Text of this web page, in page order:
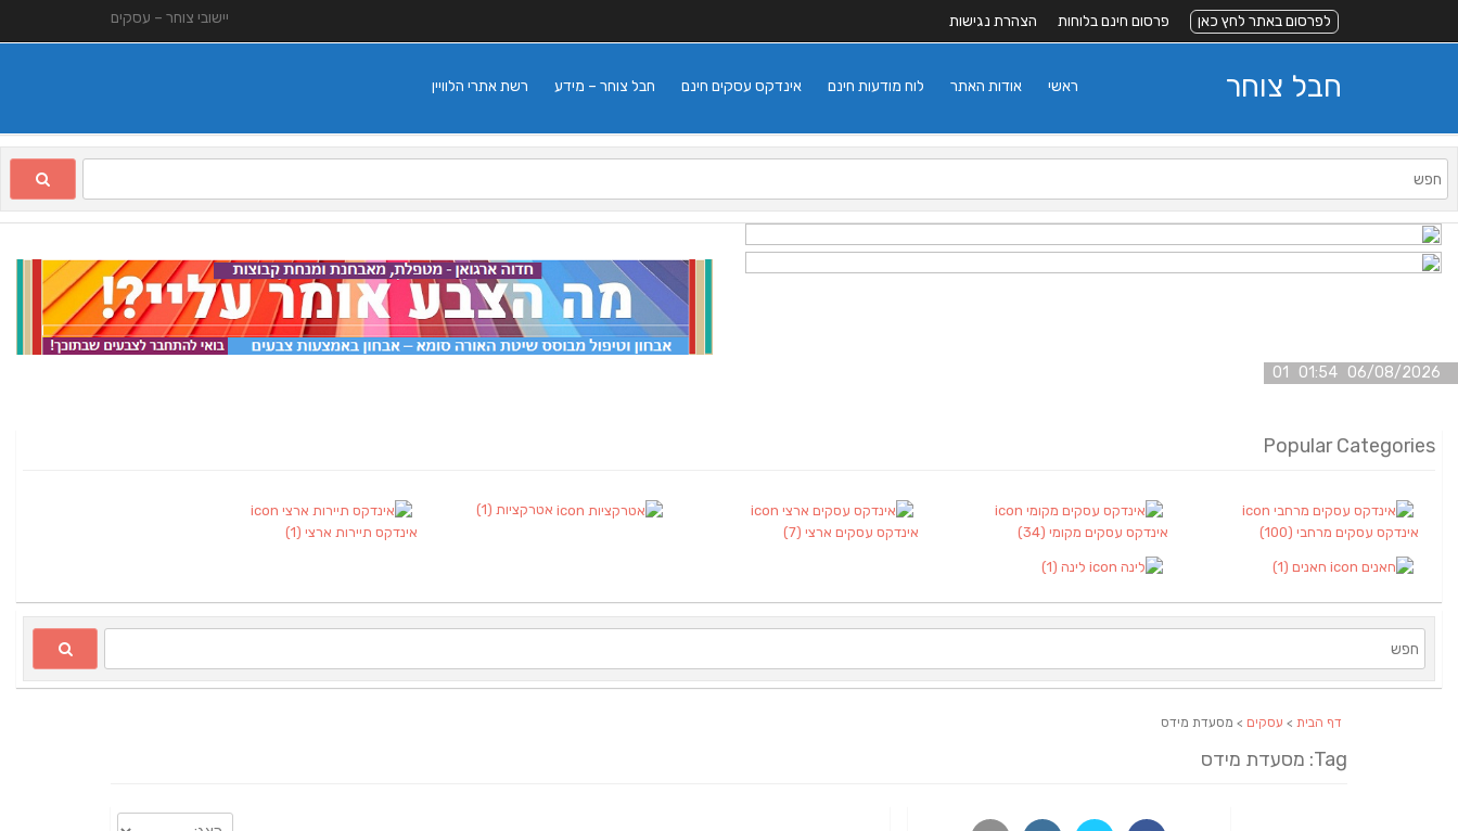
יישובי צוחר – עסקים לפרסום באתר לחץ כאן פרסום חינם בלוחות הצהרת נגישות
חבל צוחר רשת אתרי הלוויין חבל צוחר – מידע אינדקס עסקים חינם לוח מודעות חינם אודות האתר ראשי
06/08/2026 01:54 01
Popular Categories
אינדקס עסקים מרחבי (100) אינדקס עסקים מקומי (34) אינדקס עסקים ארצי (7)
אטרקציות (1)
אינדקס תיירות ארצי (1)
חאנים (1) לינה (1)
דף הבית > עסקים > מסעדת מידס
Tag: מסעדת מידס